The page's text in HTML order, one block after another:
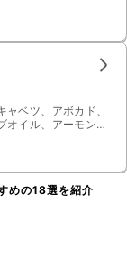
ベツ、アボカド、
オイル、アーモン
めの18選を紹介